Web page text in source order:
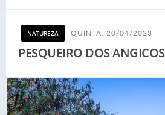
NATUREZA QUINTA, 20/04/2023
PESQUEIRO DOS ANGICOS